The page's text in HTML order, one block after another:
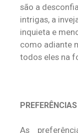
são a
intrigas, a
inquieta e
como adiante
todos eles na
As